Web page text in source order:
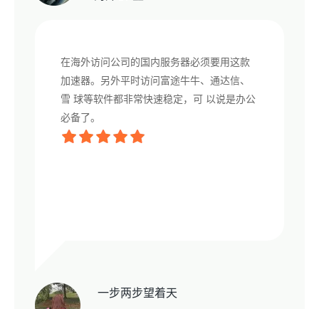
在海外访问公司的国内服务器必须要用这款
加速器。另外平时访问富途牛牛、通达信、
雪 球等软件都非常快速稳定，可 以说是办公
必备了。
一步两步望着天